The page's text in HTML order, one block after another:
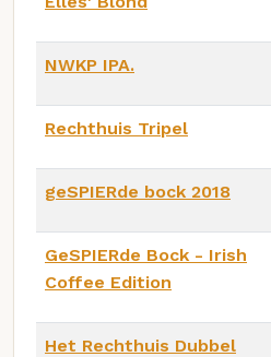
NWKP IPA.
Rechthuis Tripel
geSPIERde bock 2018
GeSPIERde Bock - Irish
Coffee Edition
Het Rechthuis Dubbel